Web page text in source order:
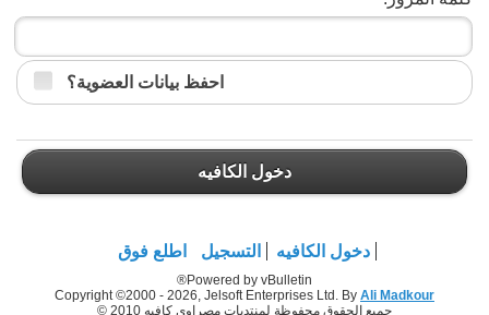
احفظ بيانات العضوية؟
دخول الكافيه
دخول الكافيه التسجيل اطلع فوق
Powered by vBulletin®
Copyright ©2000 - 2026, Jelsoft Enterprises Ltd. By Ali Madkour
جميع الحقوق محفوظة لمنتديات مصراوي كافيه 2010 ©